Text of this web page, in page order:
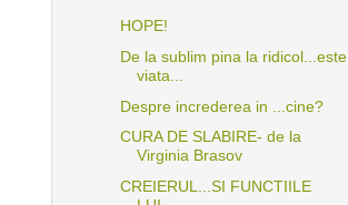
HOPE!
De la sublim pina la ridicol...este
viata...
Despre increderea in ...cine?
CURA DE SLABIRE- de la
Virginia Brasov
CREIERUL...SI FUNCTIILE